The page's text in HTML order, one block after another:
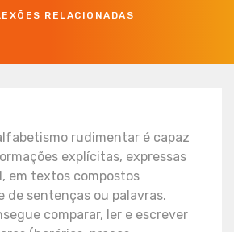
RELACIONADAS
rudimentar é capaz
explícitas, expressas
em textos compostos
de sentenças ou palavras.
comparar, ler e escrever